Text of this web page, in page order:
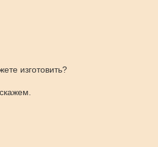
изготовить?